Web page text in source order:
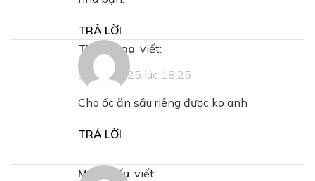
TRẢ LỜI
Thanh hoa viết:
19/09/2025 lúc 18:25
Cho ốc ăn sầu riêng được ko anh
TRẢ LỜI
Minh Hiếu viết: